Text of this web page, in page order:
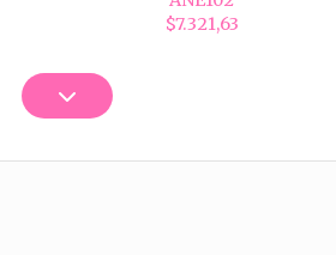
$7.321,63